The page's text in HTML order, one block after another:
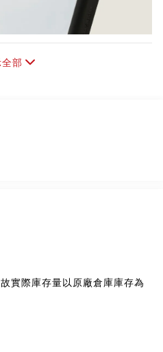
部
實際庫存量以原廠倉庫庫存為